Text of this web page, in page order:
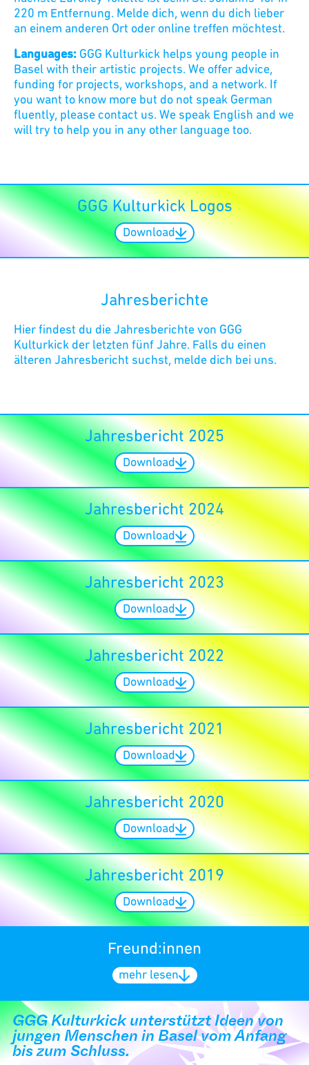
220 m Entfernung. Melde dich, wenn du dich lieber
an einem anderen Ort oder online treffen möchtest.
Languages: GGG Kulturkick helps young people in
Basel with their artistic projects. We offer advice,
funding for projects, workshops, and a network. If
you want to know more but do not speak German
fluently, please contact us. We speak English and we
will try to help you in any other language too.
GGG Kulturkick Logos
Download
Jahresberichte
Hier findest du die Jahresberichte von GGG
Kulturkick der letzten fünf Jahre. Falls du einen
älteren Jahresbericht suchst, melde dich bei uns.
Jahresbericht 2025
Download
Jahresbericht 2024
Download
Jahresbericht 2023
Download
Jahresbericht 2022
Download
Jahresbericht 2021
Download
Jahresbericht 2020
Download
Jahresbericht 2019
Download
Freund:innen
mehr lesen
GGG Kulturkick unterstützt Ideen von
jungen Menschen in Basel vom Anfang
bis zum Schluss.